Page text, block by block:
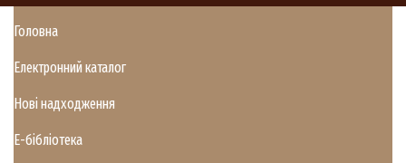
Головна
Електронний каталог
Нові надходження
E-бібліотека